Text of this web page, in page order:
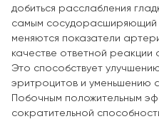
добиться расслабления
самым сосудорасширяющий
меняются показатели
качестве ответной
Это способствует
эритроцитов и уменьшению
Побочным положительным
сократительной